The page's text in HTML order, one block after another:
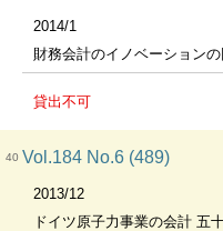
2014/1
財務会計のイノベーション
貸出不可
40 Vol.184 No.6 (489)
2013/12
ドイツ原子力事業の会計 五